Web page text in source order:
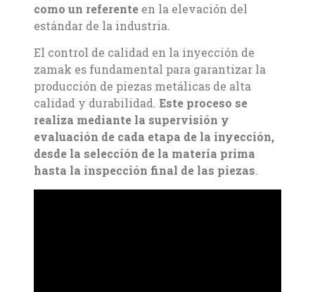
como un referente en la elevación del
estándar de la industria.
El control de calidad en la inyección de
zamak es fundamental para garantizar la
producción de piezas metálicas de alta
calidad y durabilidad. Este proceso se
realiza mediante la supervisión y
evaluación de cada etapa de la inyección,
desde la selección de la materia prima
hasta la inspección final de las piezas.